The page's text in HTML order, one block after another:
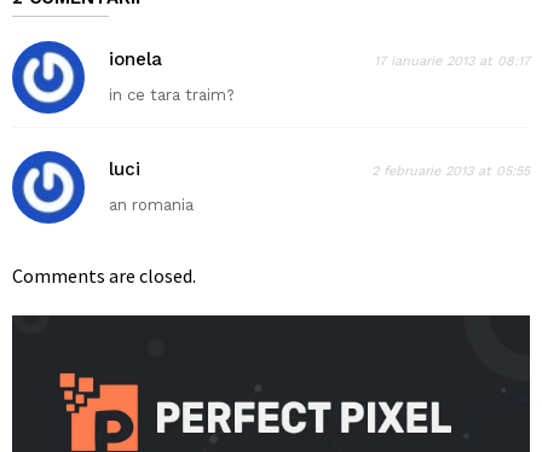
ionela 17 ianuarie 2013 at 08:17
in ce tara traim?
luci 2 februarie 2013 at 05:55
an romania
Comments are closed.